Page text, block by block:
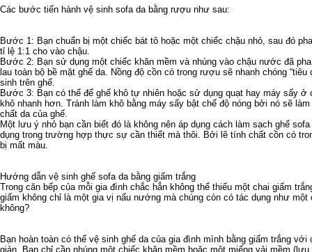
Các bước tiến hành vệ sinh sofa da bằng rượu như sau:
Bước 1: Bạn chuẩn bị một chiếc bát tô hoặc một chiếc chậu nhỏ, sau đó
tỉ lệ 1:1 cho vào chậu.
Bước 2: Bạn sử dụng một chiếc khăn mềm và nhúng vào chậu nước đã
lau toàn bộ bề mặt ghế da. Nồng độ cồn có trong rượu sẽ nhanh chóng
sinh trên ghế.
Bước 3: Bạn có thể để ghế khô tự nhiên hoặc sử dụng quạt hay máy sấy ở
khô nhanh hơn. Tránh làm khô bằng máy sấy bật chế độ nóng bởi nó sẽ
chất da của ghế.
Một lưu ý nhỏ bạn cần biết đó là không nên áp dụng cách làm sạch ghế
dụng trong trường hợp thực sự cần thiết mà thôi. Bởi lẽ tính chất cồn có
bị mất màu.
Hướng dẫn vệ sinh ghế sofa da bằng giấm trắng
Trong căn bếp của mỗi gia đình chắc hẳn không thể thiếu một chai giấm
giấm không chỉ là một gia vị nấu nướng mà chúng còn có tác dụng như
không?
Bạn hoàn toàn có thể vệ sinh ghế da của gia đình mình bằng giấm trắng
giản. Bạn chỉ cần nhúng một chiếc khăn mềm hoặc một miếng vải mềm